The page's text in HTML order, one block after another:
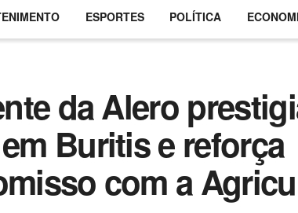
ESPORTES POLÍTICA
da Alero
Buritis e reforça
com a